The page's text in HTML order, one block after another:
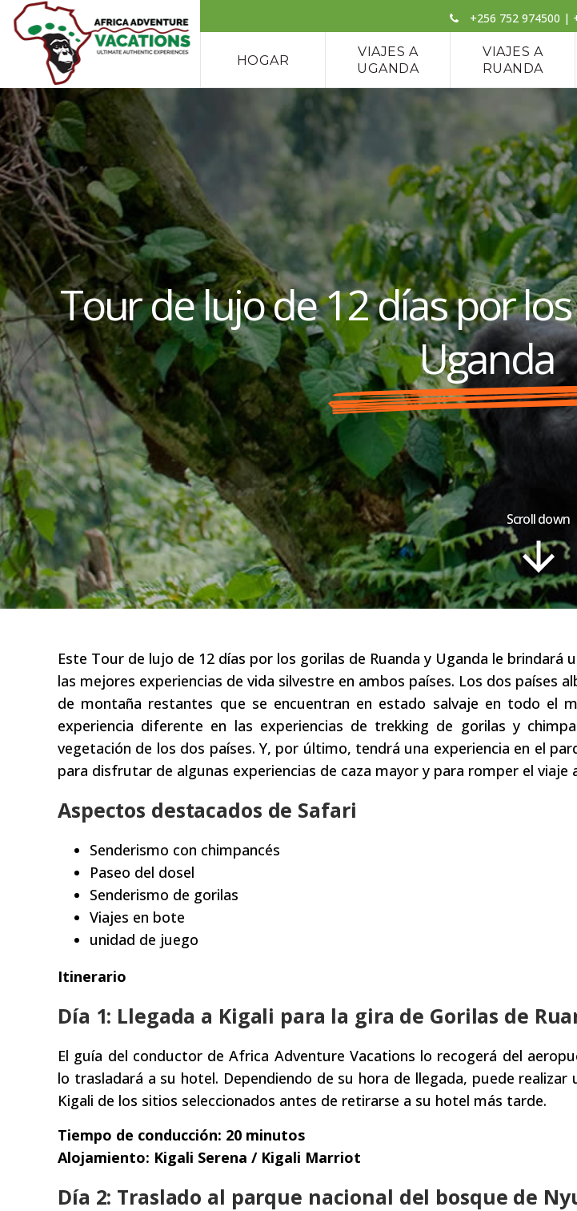
+256 752 974500 |
HOGAR
VIAJES A
UGANDA
VIAJES A
RUANDA
Tour de lujo de 12 días por
Uganda
Scroll down
Este Tour de lujo de 12 días por los gorilas de Ruanda y Uganda le brindará
las mejores experiencias de vida silvestre en ambos países. Los dos países
de montaña restantes que se encuentran en estado salvaje en todo el
experiencia diferente en las experiencias de trekking de gorilas y
vegetación de los dos países. Y, por último, tendrá una experiencia en el
para disfrutar de algunas experiencias de caza mayor y para romper el viaje
Aspectos destacados de Safari
Senderismo con chimpancés
Paseo del dosel
Senderismo de gorilas
Viajes en bote
unidad de juego
Itinerario
Día 1: Llegada a Kigali para la gira de Gorilas de
El guía del conductor de Africa Adventure Vacations lo recogerá del
lo trasladará a su hotel. Dependiendo de su hora de llegada, puede
Kigali de los sitios seleccionados antes de retirarse a su hotel más tarde.
Tiempo de conducción: 20 minutos
Alojamiento: Kigali Serena / Kigali Marriot
Día 2: Traslado al parque nacional del bosque de